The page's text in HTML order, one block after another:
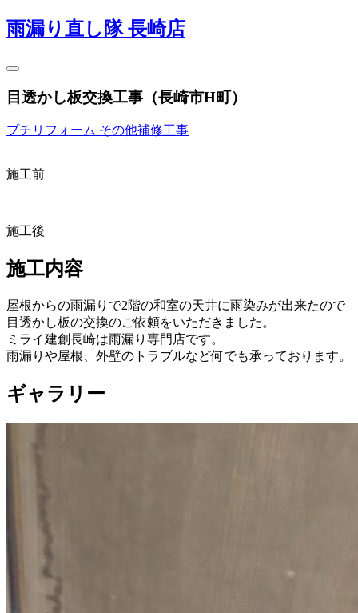
雨漏り直し隊 長崎店
目透かし板交換工事（長崎市H町）
プチリフォーム その他補修工事
施工前
施工後
施工内容
屋根からの雨漏りで2階の和室の天井に雨染みが出来たので
目透かし板の交換のご依頼をいただきました。
ミライ建創長崎は雨漏り専門店です。
雨漏りや屋根、外壁のトラブルなど何でも承っております。
ギャラリー